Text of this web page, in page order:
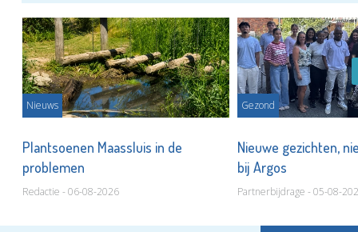
Nieuws
Plantsoenen Maassluis in de
problemen
Redactie - 06-08-2026
Gezond
Nieuwe gezichten,
bij Argos
Partnerbijdrage - 05-08-